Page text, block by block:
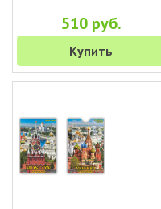
510 руб.
Купить